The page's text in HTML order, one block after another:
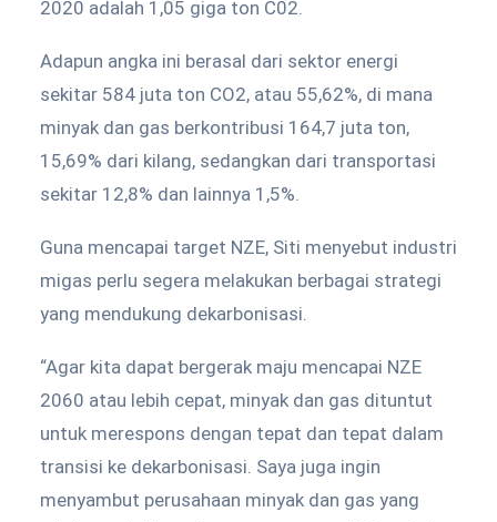
2020 adalah 1,05 giga ton C02.
Adapun angka ini berasal dari sektor energi
sekitar 584 juta ton CO2, atau 55,62%, di mana
minyak dan gas berkontribusi 164,7 juta ton,
15,69% dari kilang, sedangkan dari transportasi
sekitar 12,8% dan lainnya 1,5%.
Guna mencapai target NZE, Siti menyebut industri
migas perlu segera melakukan berbagai strategi
yang mendukung dekarbonisasi.
“Agar kita dapat bergerak maju mencapai NZE
2060 atau lebih cepat, minyak dan gas dituntut
untuk merespons dengan tepat dan tepat dalam
transisi ke dekarbonisasi. Saya juga ingin
menyambut perusahaan minyak dan gas yang